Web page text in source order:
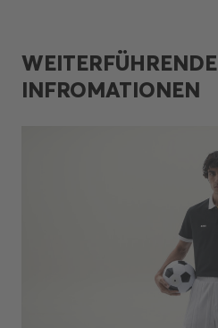
WEITERFÜHRENDE
INFROMATIONEN